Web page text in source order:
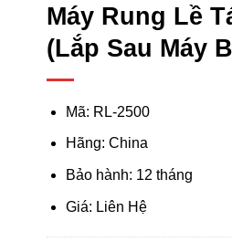
Máy Rung Lề
(Lắp Sau Máy
Mã: RL-2500
Hãng: China
Bảo hành: 12 tháng
Giá: Liên Hệ